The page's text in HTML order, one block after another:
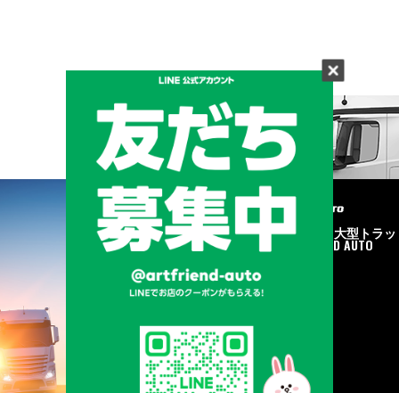
メーカーと形状から探す
BRAND & TYPE
©2020中古トラック・大型トラッ
ク販売はART FRIEND AUTO